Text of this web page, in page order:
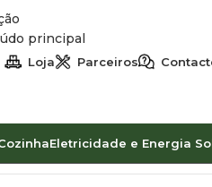
principal
Loja Parceiros
Eletricidade e Energia
Válvulas FILTRO DE ÁGUA 10-